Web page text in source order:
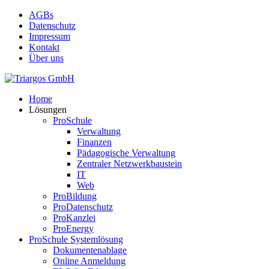
Skip
main
content
AGBs
Datenschutz
Impressum
Kontakt
Über uns
search
Menu
Home
Lösungen
ProSchule
Verwaltung
Finanzen
Pädagogische Verwaltung
Zentraler Netzwerkbaustein
IT
Web
ProBildung
ProDatenschutz
ProKanzlei
ProEnergy
ProSchule Systemlösung
Dokumentenablage
Online Anmeldung